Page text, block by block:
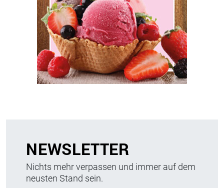
NEWSLETTER
Nichts mehr verpassen und immer auf dem
neusten Stand sein.